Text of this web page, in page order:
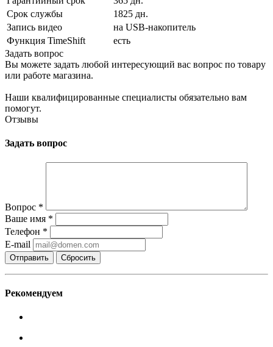
Срок службы
1825 дн.
Запись видео
на USB-накопитель
Функция TimeShift
есть
Задать вопрос
Вы можете задать любой интересующий вас вопрос по товару
или работе магазина.
Наши квалифицированные специалисты обязательно вам
помогут.
Отзывы
Задать вопрос
Вопрос *
Ваше имя *
Телефон *
E-mail
Сбросить
Рекомендуем